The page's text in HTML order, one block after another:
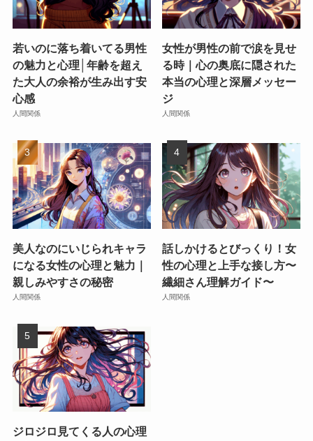
若いのに落ち着いてる男性
の魅力と心理│年齢を超え
た大人の余裕が生み出す安
心感
人間関係
女性が男性の前で涙を見せ
る時｜心の奥底に隠された
本当の心理と深層メッセー
ジ
人間関係
美人なのにいじられキャラ
になる女性の心理と魅力｜
親しみやすさの秘密
人間関係
話しかけるとびっくり！女
性の心理と上手な接し方〜
繊細さん理解ガイド〜
人間関係
ジロジロ見てくる人の心理